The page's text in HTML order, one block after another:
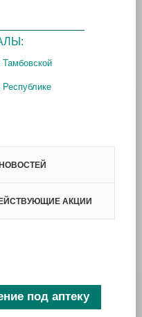
Тамбовской
АКЦИИ
под аптеку